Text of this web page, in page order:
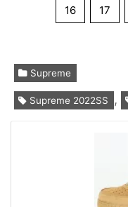
16 17
Supreme
Supreme 2022SS ,